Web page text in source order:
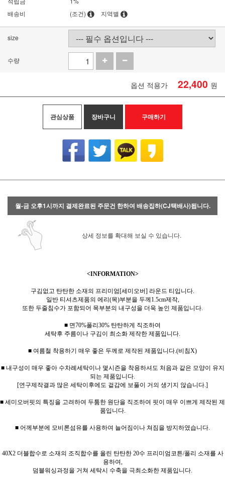
배송비
(조건) 지역별
size
수량
옵션 적용가 22,400 원
관심상품 장바구니 구매하기
월-금 오후1시까지 결제완료된 주문건 한하여 배송집하(CJ택배사)됩니다.
상세 정보를 확대해 보실 수 있습니다.
<INFORMATION>
구김없고 탄탄한 소재의 프리미엄[세미오버] 라운드 티입니다.
일반 티셔츠제품의 에리(목)부분을 두께1.5cm제작,
또한 두줄침수가 포함되어 목부분의 내구성을 더욱 높인 제품입니다.
■ 면70%폴리30% 탄탄하게 직조하여
세탁후 주름이나 구김이 최소화 제작한 제품입니다.
■ 여름철 착용하기 매우 좋은 두께로 제작된 제품입니다.(비침X)
■ 내구성이 매우 좋아 수차례세탁이나 몇시즌을 착용하셔도 처음과 같은 모양이 유지
되는 제품입니다.
[연구제작결과 많은 세탁이후에도 겉감에 보풀이 거의 생기지 않습니다.]
■ 세미오버핏의 특징을 고려하여 두툼한 원단을 직조하여 핏이 매우 이쁘게 제작된 제
품입니다.
■ 어께부분에 모비론섬유를 사용하여 늘어짐이나 쳐짐을 방지하였습니다.
40X2 더블합수로 소재의 조직합수를 올린 탄탄한 20수 프리미엄코튼/폴리 소재를 사
용하여,
덤블워싱과정을 거쳐 세탁시 수축을 극최소화한 제품입니다.